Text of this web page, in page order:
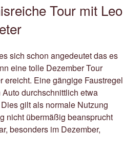
Tour mit Leo
sich schon angedeutet das es
eine tolle Dezember Tour
ereicht. Eine gängige Faustregel
durchschnittlich etwa
gilt als normale Nutzung
nicht übermäßig beansprucht
besonders im Dezember,